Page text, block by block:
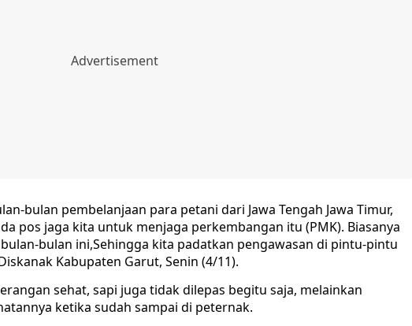
bulan pembelanjaan para petani dari Jawa Tengah Jawa Timur,
pos jaga kita untuk menjaga perkembangan itu (PMK). Biasanya
bulan ini,Sehingga kita padatkan pengawasan di pintu-pintu
Kabupaten Garut, Senin (4/11).
sehat, sapi juga tidak dilepas begitu saja, melainkan
ketika sudah sampai di peternak.